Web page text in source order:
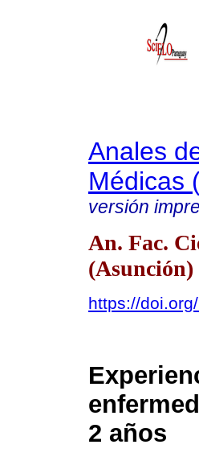
Anales
Médicas
versión
An. Fac.
(Asunción)
https://
2 años